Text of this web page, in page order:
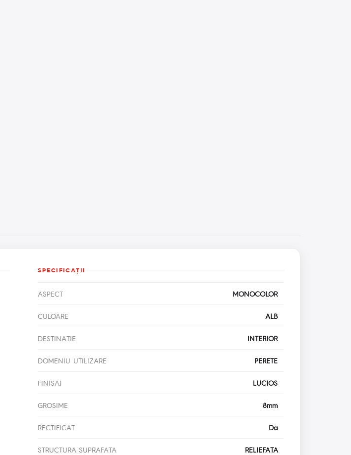
SPECIFICAŢII
ASPECT MONOCOLOR
CULOARE ALB
DESTINATIE INTERIOR
DOMENIU UTILIZARE PERETE
FINISAJ LUCIOS
GROSIME 8mm
RECTIFICAT Da
STRUCTURA SUPRAFATA RELIEFATA